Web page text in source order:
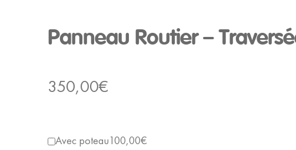
Panneau Routier –
350,00€
Avec poteau100,00€